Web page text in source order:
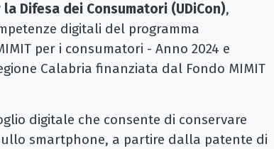
Difesa dei Consumatori (UDiCon),
digitali del programma
per i consumatori - Anno 2024 e
Calabria finanziata dal Fondo MIMIT
digitale che consente di conservare
smartphone, a partire dalla patente di